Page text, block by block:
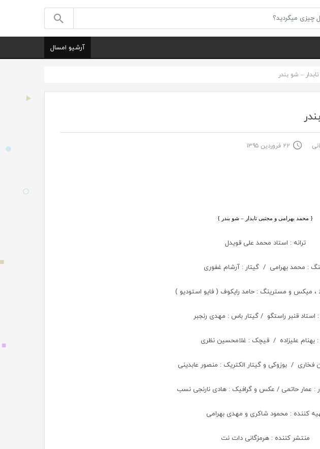
آرشیو امسال
– شو بندر
۲۲ فروردین ۱۳۹۵
{ محمد بهرامی و مجتبی تابدار – شو بندر }
ترانه : استاد محمد علی قویدل
: محمد بهرامی / گیتار : آرشام غفوری
میکس و مسترینگ : حامد رایکوف ( فایو استودیو )
قنبر راستگو / گیتار باس : مهدی رنجبر
: بهنام علیزاده / قیچک : غلامحسین نظری
فخاری / بوزوکی و گیتار الکتریک : منصور عابدینی
: عمار حاتمی / عکس و گرافیک : هادی نارنجی نسب
کننده : محمود شاکری و مهدی بهرامی
منتشر کننده : هرمزگانی دات نت